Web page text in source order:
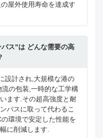
屋外使用寿命を達成す
ス"は どんな需要の高
設計され,大規模な港の
の包装,一時的な工学構
ます.その超高強度と耐
バスに取って代わるこ
環境で安定した性能を
に削減します.